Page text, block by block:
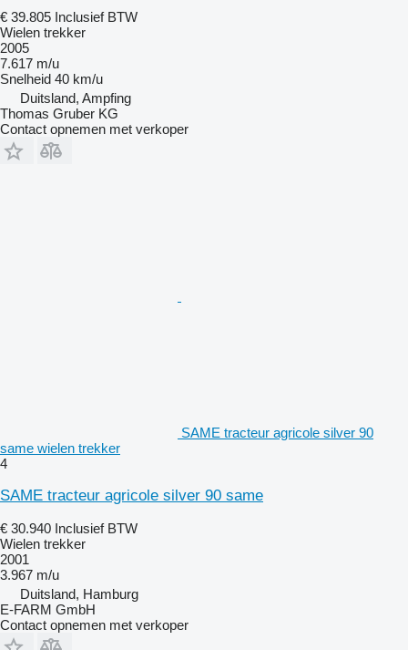
€ 39.805 Inclusief BTW
Wielen trekker
2005
7.617 m/u
Snelheid 40 km/u
Duitsland, Ampfing
Thomas Gruber KG
Contact opnemen met verkoper
SAME tracteur agricole silver 90
same wielen trekker
4
SAME tracteur agricole silver 90 same
€ 30.940 Inclusief BTW
Wielen trekker
2001
3.967 m/u
Duitsland, Hamburg
E-FARM GmbH
Contact opnemen met verkoper